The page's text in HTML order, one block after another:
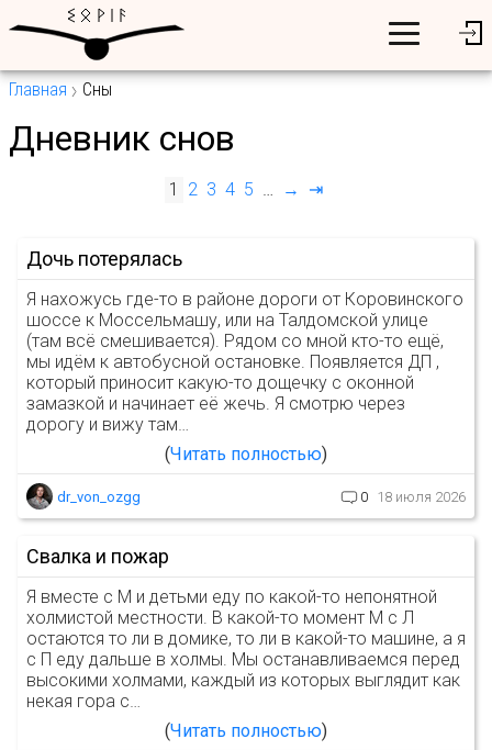
Главная Сны
Дневник снов
1 2 3 4 5 … → ⇥
Дочь потерялась
Я нахожусь где-то в районе дороги от Коровинского
шоссе к Моссельмашу, или на Талдомской улице
(там всё смешивается). Рядом со мной кто-то ещё,
мы идём к автобусной остановке. Появляется ДП ,
который приносит какую-то дощечку с оконной
замазкой и начинает её жечь. Я смотрю через
дорогу и вижу там…
Читать полностью
dr_von_ozgg 0 18 июля 2026
Свалка и пожар
Я вместе с М и детьми еду по какой-то непонятной
холмистой местности. В какой-то момент М с Л
остаются то ли в домике, то ли в какой-то машине, а я
с П еду дальше в холмы. Мы останавливаемся перед
высокими холмами, каждый из которых выглядит как
некая гора с…
Читать полностью